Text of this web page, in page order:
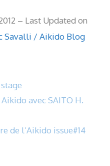
– Last Updated on
Savalli / Aikido Blog
stage
avec SAITO H.
de l’Aikido issue#14